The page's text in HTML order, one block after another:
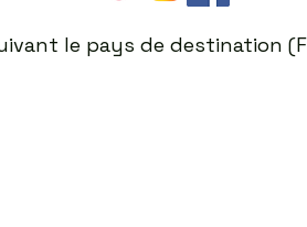
le pays de destination